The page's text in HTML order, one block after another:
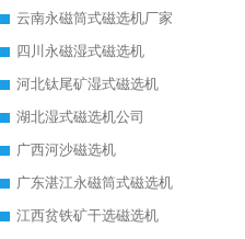
云南永磁筒式磁选机厂家
四川永磁湿式磁选机
河北钛尾矿湿式磁选机
湖北湿式磁选机公司
广西河沙磁选机
广东湛江永磁筒式磁选机
江西贫铁矿干选磁选机